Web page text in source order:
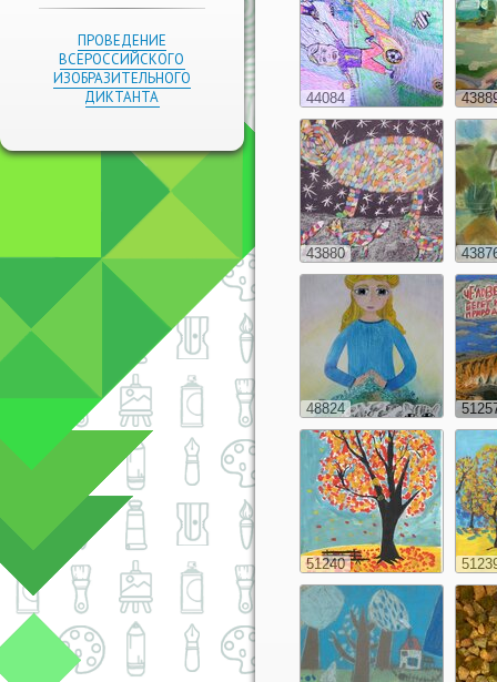
ПРОВЕДЕНИЕ
ВСЕРОССИЙСКОГО
ИЗОБРАЗИТЕЛЬНОГО
ДИКТАНТА
44084
43880
48824
51240